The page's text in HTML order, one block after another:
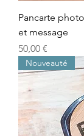
Pancarte
et message
Prix
50,00 €
Nouveauté